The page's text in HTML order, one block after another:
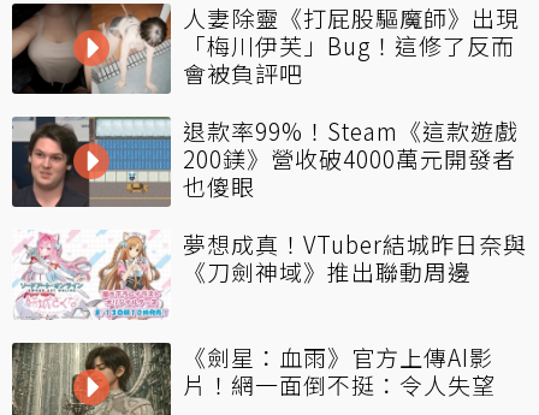
人妻除靈《打屁股驅魔師》出現
「梅川伊芙」Bug！這修了反而
會被負評吧
退款率99%！Steam《這款遊戲
200鎂》營收破4000萬元開發者
也傻眼
夢想成真！VTuber結城昨日奈與
《刀劍神域》推出聯動周邊
《劍星：血雨》官方上傳AI影
片！網一面倒不挺：令人失望